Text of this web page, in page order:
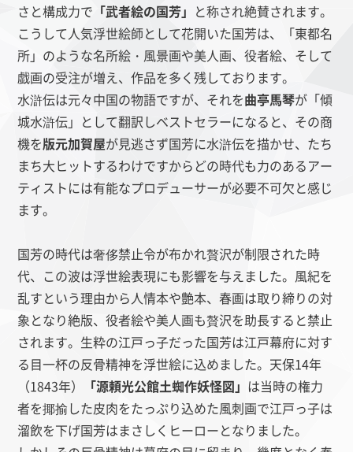
さと構成力で 「武者絵の国芳」 と称され絶賛されます。
こうして人気浮世絵師として花開いた国芳は、「東都名
所」のような名所絵・風景画や美人画、役者絵、そして
戯画の受注が増え、作品を多く残しております。
水滸伝は元々中国の物語ですが、それを曲亭馬琴が「傾
城水滸伝」として翻訳しベストセラーになると、その商
機を版元加賀屋が見逃さず国芳に水滸伝を描かせ、たち
まち大ヒットするわけですからどの時代も力のあるアー
ティストには有能なプロデューサーが必要不可欠と感じ
ます。
国芳の時代は奢侈禁止令が布かれ贅沢が制限された時
代、この波は浮世絵表現にも影響を与えました。風紀を
乱すという理由から人情本や艶本、春画は取り締りの対
象となり絶版、役者絵や美人画も贅沢を助長すると禁止
されます。生粋の江戸っ子だった国芳は江戸幕府に対す
る目一杯の反骨精神を浮世絵に込めました。天保14年
（1843年）
「源頼光公館土蜘作妖怪図」 は当時の権力
者を揶揄した皮肉をたっぷり込めた風刺画で江戸っ子は
溜飲を下げ国芳はまさしくヒーローとなりました。